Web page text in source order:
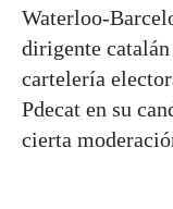
Waterloo-
dirigente
cartelería
Pdecat en su
cierta